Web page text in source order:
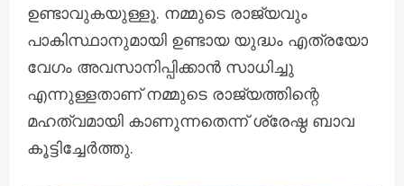
ഉണ്ടാവുകയുള്ളൂ. നമ്മുടെ രാജ്യവും
പാകിസ്ഥാനുമായി ഉണ്ടായ യുദ്ധം എത്രയോ
വേഗം അവസാനിപ്പിക്കാൻ സാധിച്ചു
എന്നുള്ളതാണ് നമ്മുടെ രാജ്യത്തിന്റെ
മഹത്വമായി കാണുന്നതെന്ന് ശ്രേഷ്ഠ ബാവ
കൂട്ടിച്ചേർത്തു.